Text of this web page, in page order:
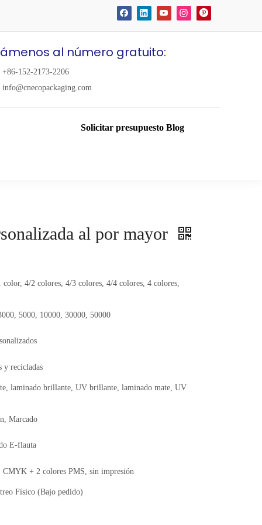
al número gratuito:
+86-152-2173-2206
info@cnecopackaging.com
Solicitar presupuesto Blog
al por mayor
4/2 colores, 4/3 colores, 4/4 colores, 4 colores,
5000, 10000, 30000, 50000
y recicladas
laminado brillante, UV brillante, laminado mate, UV
Marcado
E-flauta
+ 2 colores PMS, sin impresión
Físico (Bajo pedido)